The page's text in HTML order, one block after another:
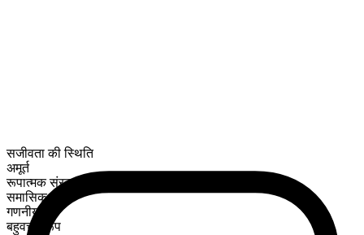
सजीवता की स्थिति
अमूर्त
रूपात्मक संरचना
समासिक
गणनीय
बहुवचन रूप